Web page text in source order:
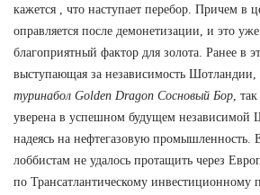
кажется , что наступает перебор. Причем в
оправляется после демонетизации, и это
благоприятный фактор для золота. Ранее в
выступающая за независимость Шотландии,
туринабол Golden Dragon Сосновый Бор ,
уверена в успешном будущем независимой
надеясь на нефтегазовую промышленность.
лоббистам не удалось протащить через
по Трансатлантическому инвестиционному